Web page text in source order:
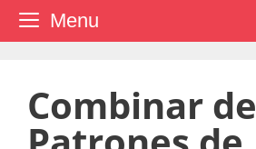
Saltar Menu
Combinar de